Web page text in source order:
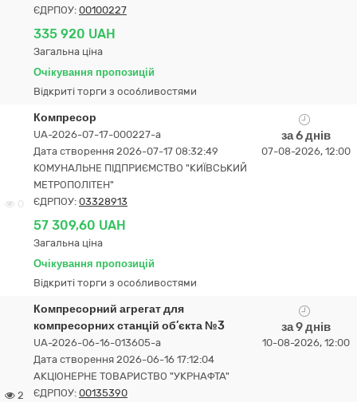
ЄДРПОУ: 00100227
335 920 UAH
Загальна ціна
Очікування пропозицій
Відкриті торги з особливостями
0
Компресор
UA-2026-07-17-000227-a
Дата створення 2026-07-17 08:32:49
КОМУНАЛЬНЕ ПІДПРИЄМСТВО "КИЇВСЬКИЙ
МЕТРОПОЛІТЕН"
ЄДРПОУ: 03328913
57 309,60 UAH
Загальна ціна
Очікування пропозицій
Відкриті торги з особливостями
за 6 днів
07-08-2026, 12:00
2
Компресорний агрегат для
компресорних станцій об’єкта №3
UA-2026-06-16-013605-a
Дата створення 2026-06-16 17:12:04
АКЦІОНЕРНЕ ТОВАРИСТВО "УКPНAФТА"
ЄДРПОУ: 00135390
за 9 днів
10-08-2026, 12:00